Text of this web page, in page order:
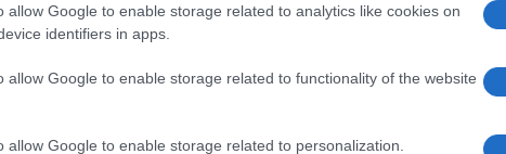
allow Google to enable storage related to analytics like cookies on
identifiers in apps.
allow Google to enable storage related to functionality of the website
allow Google to enable storage related to personalization.
ο συζυγοκτόνος